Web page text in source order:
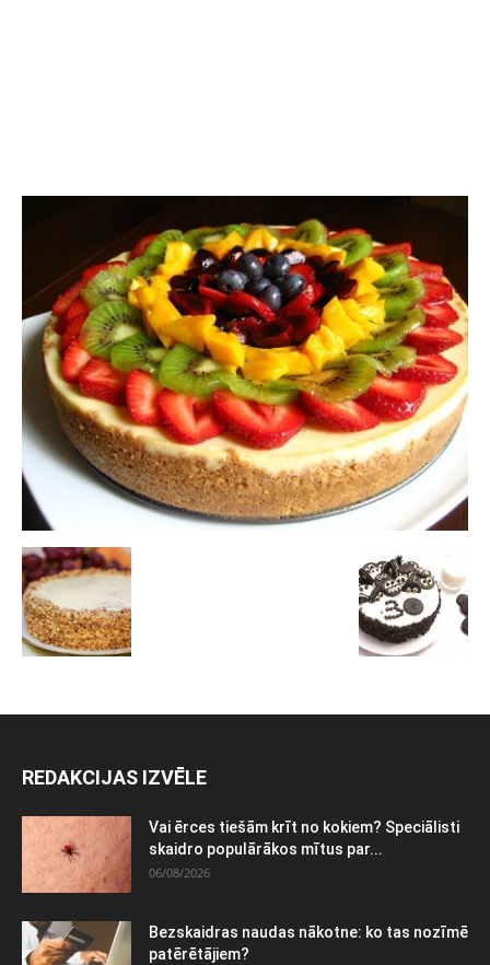
REDAKCIJAS IZVĒLE
Vai ērces tiešām krīt no kokiem? Speciālisti
skaidro populārākos mītus par...
06/08/2026
Bezskaidras naudas nākotne: ko tas nozīmē
patērētājiem?